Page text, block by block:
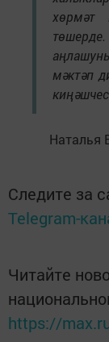
хөрмәт
мәктәп
Наталья
Следите за
Telegram-
Читайте
https://